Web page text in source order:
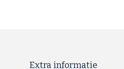
Extra informatie